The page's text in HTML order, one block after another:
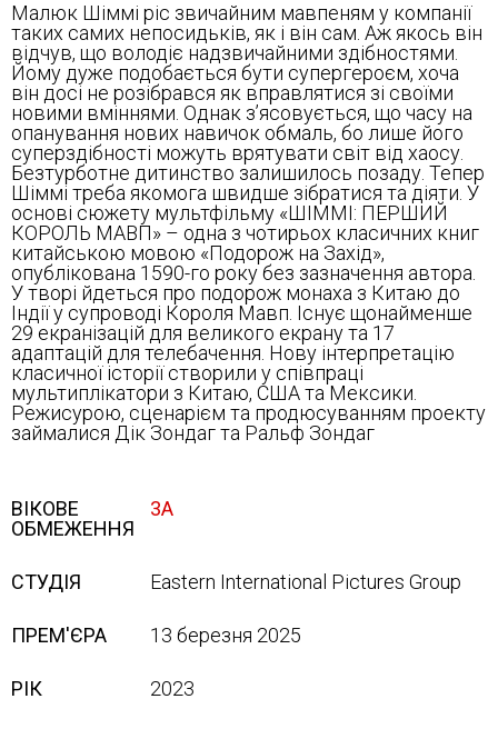
Малюк Шіммі ріс звичайним мавпеням у компанії
таких самих непосидьків, як і він сам. Аж якось він
відчув, що володіє надзвичайними здібностями.
Йому дуже подобається бути супергероєм, хоча
він досі не розібрався як вправлятися зі своїми
новими вміннями. Однак з’ясовується, що часу на
опанування нових навичок обмаль, бо лише його
суперздібності можуть врятувати світ від хаосу.
Безтурботне дитинство залишилось позаду. Тепер
Шіммі треба якомога швидше зібратися та діяти. У
основі сюжету мультфільму «ШІММІ: ПЕРШИЙ
КОРОЛЬ МАВП» – одна з чотирьох класичних книг
китайською мовою «Подорож на Захід»,
опублікована 1590-го року без зазначення автора.
У творі йдеться про подорож монаха з Китаю до
Індії у супроводі Короля Мавп. Існує щонайменше
29 екранізацій для великого екрану та 17
адаптацій для телебачення. Нову інтерпретацію
класичної історії створили у співпраці
мультиплікатори з Китаю, США та Мексики.
Режисурою, сценарієм та продюсуванням проекту
займалися Дік Зондаг та Ральф Зондаг
ВІКОВЕ
ОБМЕЖЕННЯ
3A
СТУДІЯ Eastern International Pictures Group
ПРЕМ'ЄРА 13 березня 2025
РІК 2023